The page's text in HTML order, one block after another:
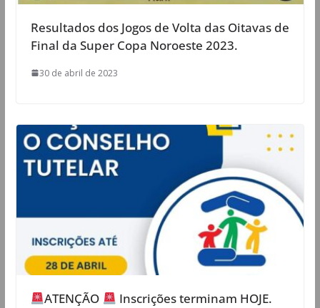
Resultados dos Jogos de Volta das Oitavas de
Final da Super Copa Noroeste 2023.
30 de abril de 2023
ATENÇÃO Inscrições terminam HOJE.